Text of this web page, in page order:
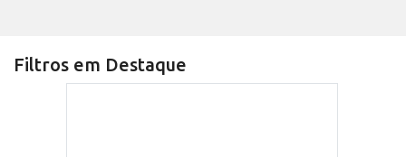
Filtros em Destaque